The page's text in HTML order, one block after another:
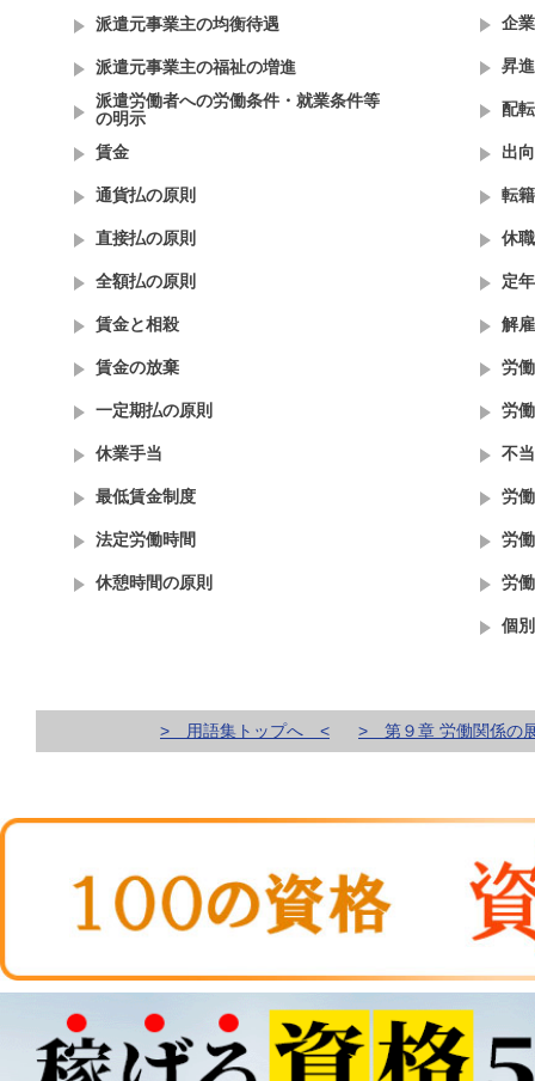
派遣元事業主の均衡待遇
派遣元事業主の福祉の増進
派遣労働者への労働条件・就業条件等
の明示
賃金
通貨払の原則
直接払の原則
全額払の原則
賃金と相殺
賃金の放棄
一定期払の原則
休業手当
最低賃金制度
法定労働時間
休憩時間の原則
企
昇進
配
出向
転籍
休職
定
解雇
労
労
不
労
労
労
個
> 用語集トップへ < > 第９章 労働関係の